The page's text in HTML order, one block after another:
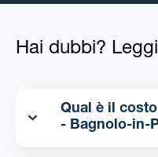
Hai dubbi?
Qual è il costo
- Bagnolo-in-